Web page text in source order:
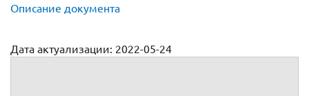
Описание документа
Дата актуализации: 2022-05-24